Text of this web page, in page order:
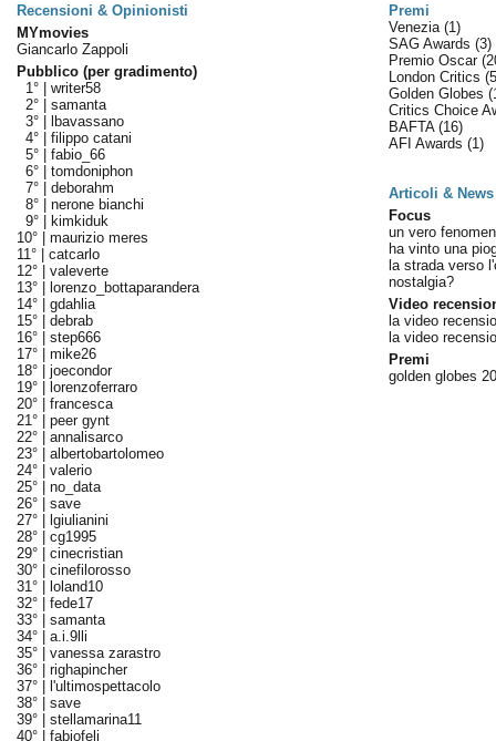
Recensioni & Opinionisti
Premi
MYmovies
Giancarlo Zappoli
Pubblico (per gradimento)
1° | writer58
2° | samanta
3° |
lbavassano
4° | filippo catani
5° | fabio_66
6° | tomdoniphon
7° | deborahm
8° | nerone bianchi
9° |
kimkiduk
10° | maurizio meres
11° | catcarlo
12° | valeverte
13° |
lorenzo_bottaparandera
14° | gdahlia
15° | debrab
16° | step666
17° | mike26
18° | joecondor
19° |
lorenzoferraro
20° | francesca
21° | peer gynt
22° | annalisarco
23° | albertobartolomeo
24° | valerio
25° | no_data
26° | save
27° |
lgiulianini
28° | cg1995
29° | cinecristian
30° | cinefilorosso
31° |
loland10
32° | fede17
33° | samanta
34° | a.i.9lli
35° | vanessa zarastro
36° | righapincher
37° |
l'ultimospettacolo
38° | save
39° | stellamarina11
40° | fabiofeli
Venezia (1)
SAG Awards (3)
Premio Oscar
London Critics
Golden Globes
Critics Choice
BAFTA (16)
AFI Awards (1)
Articoli & News
Focus
un vero
ha vinto una
la strada verso
nostalgia?
Video
la video
la video
Premi
golden globes